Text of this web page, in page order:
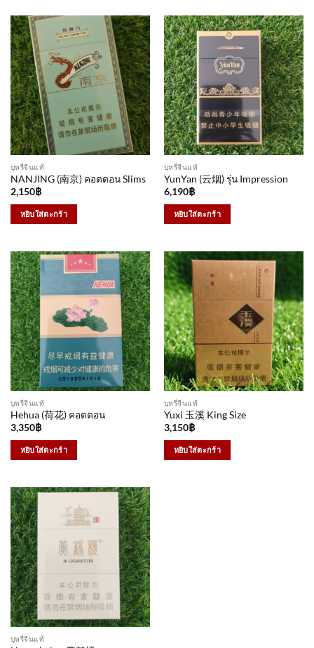
บุหรี่จีนแท้
NANJING (南京) คอตตอน Slims
2,150฿
หยิบใส่ตะกร้า
บุหรี่จีนแท้
YunYan (云烟) รุ่น Impression
6,190฿
หยิบใส่ตะกร้า
บุหรี่จีนแท้
Hehua (荷花) คอตตอน
3,350฿
หยิบใส่ตะกร้า
บุหรี่จีนแท้
Yuxi 玉溪 King Size
3,150฿
หยิบใส่ตะกร้า
บุหรี่จีนแท้